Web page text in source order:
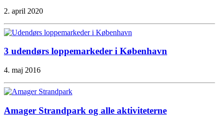
2. april 2020
3 udendørs loppemarkeder i København
4. maj 2016
Amager Strandpark og alle aktiviteterne